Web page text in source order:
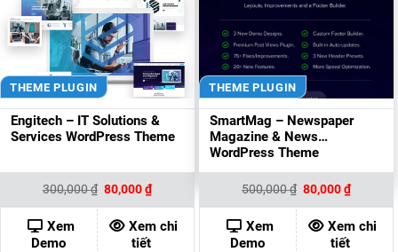
THEME PLUGIN
Engitech – IT Solutions &
Services WordPress Theme
300,000₫ Giá
gốc
là:
300,000 ₫.
80,000₫Giá
hiện
tại
là:
80,000 ₫.
Xem
Demo
Xem chi
tiết
THEME PLUGIN
SmartMag – Newspaper
Magazine & News
WordPress Theme
500,000₫ Giá
gốc
là:
500,000 ₫.
80,000₫Giá
hiện
tại
là:
80,000
Xem
Demo
Xem chi
tiết